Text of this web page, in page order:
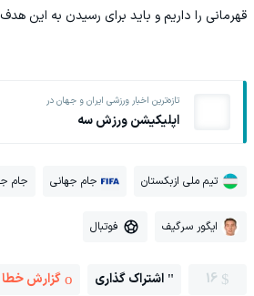
قهرمانی را داریم و باید برای رسیدن به این
تازه‌ترین اخبار ورزشی ایران و جهان در
اپلیکیشن ورزش سه
تیم ملی ازبکستان جام جهانی جام
ایگور سرگیف فوتبال
16 اشتراک گذاری گزارش خطا